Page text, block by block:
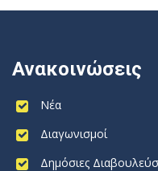
Ανακοινώσεις
Νέα
Διαγωνισμοί
Δημόσιες